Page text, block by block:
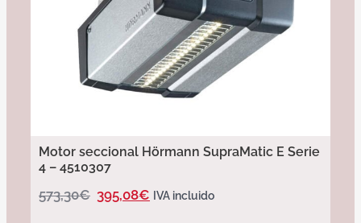
Motor seccional Hörmann SupraMatic E Serie
4 – 4510307
573,30€ 395,08€ IVA incluido